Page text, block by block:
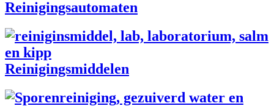
Reinigingsautomaten
Reinigingsmiddelen